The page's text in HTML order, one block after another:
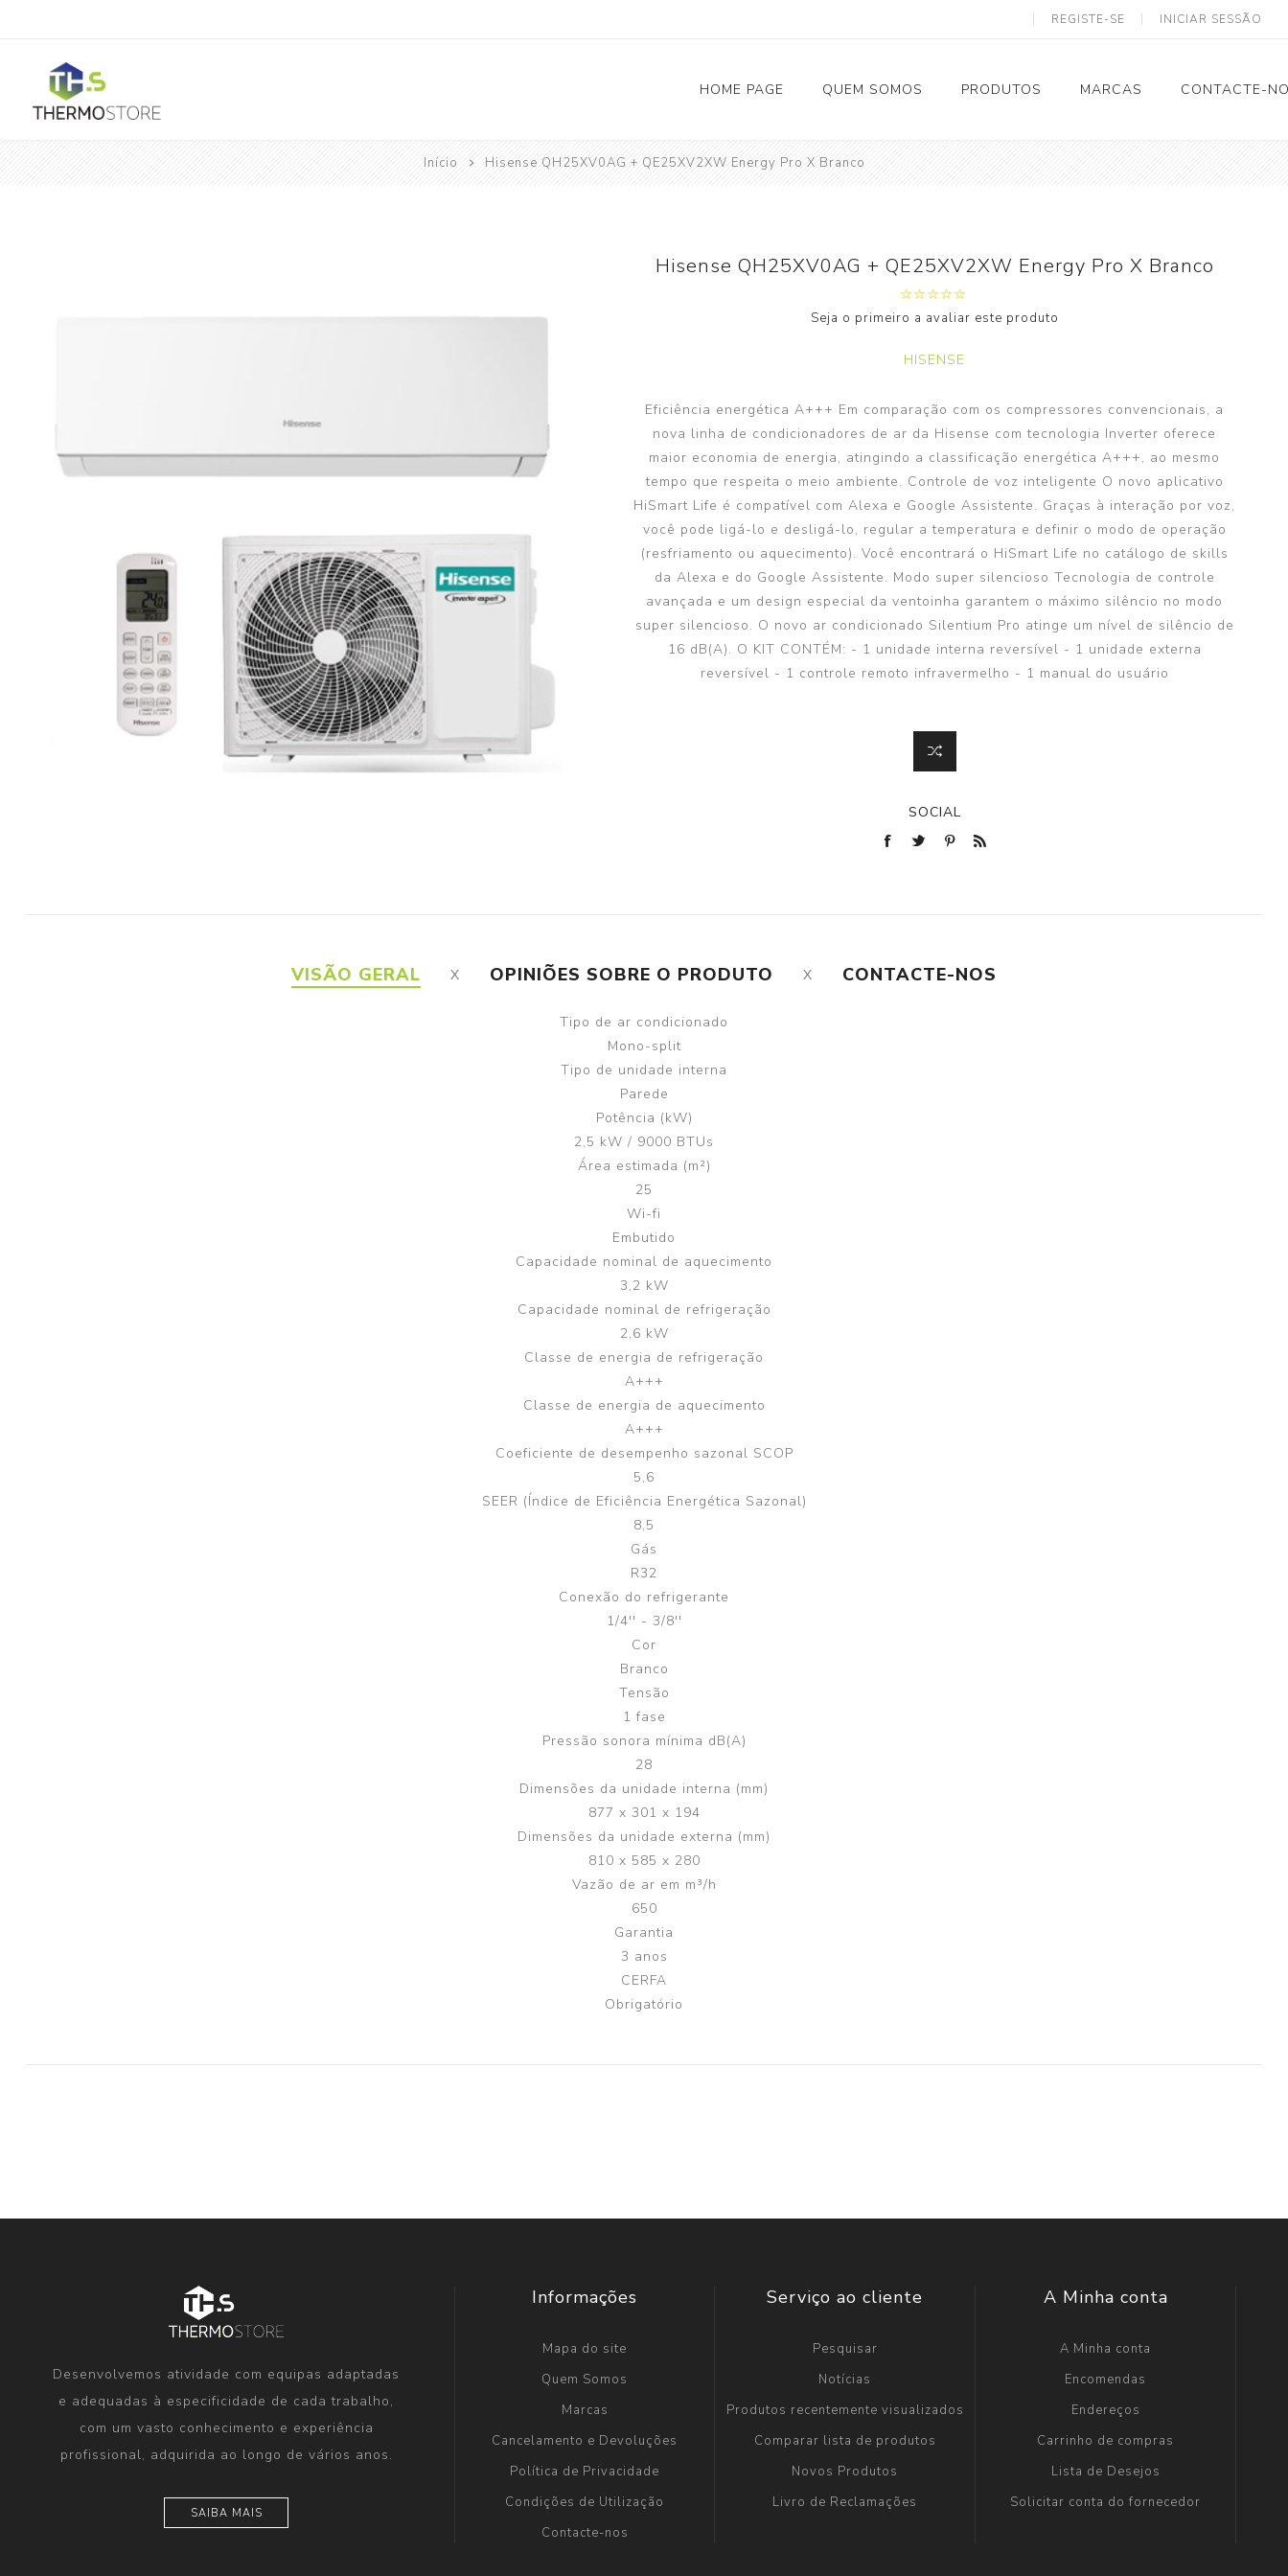
REGISTE-SE INICIAR SESSÃO
HOME PAGE QUEM SOMOS PRODUTOS
Solar Fotovoltaico
Bombas de Calor
AQS (Aquecimento Águas Sanitárias)
Bomba de Calor II
Tubagem e Acessórios
Calhas
Eletricidade
MARCAS CONTACTE-
Início Hisense QH25XV0AG + QE25XV2XW Energy Pro X Branco
Hisense QH25XV0AG + QE25XV2XW Energy Pro X Branco
Seja o primeiro a avaliar este produto
HISENSE
Eficiência energética A+++ Em comparação com os compressores convencionais, a
nova linha de condicionadores de ar da Hisense com tecnologia Inverter oferece
maior economia de energia, atingindo a classificação energética A+++, ao mesmo
tempo que respeita o meio ambiente. Controle de voz inteligente O novo aplicativo
HiSmart Life é compatível com Alexa e Google Assistente. Graças à interação por voz,
você pode ligá-lo e desligá-lo, regular a temperatura e definir o modo de operação
(resfriamento ou aquecimento). Você encontrará o HiSmart Life no catálogo de skills
da Alexa e do Google Assistente. Modo super silencioso Tecnologia de controle
avançada e um design especial da ventoinha garantem o máximo silêncio no modo
super silencioso. O novo ar condicionado Silentium Pro atinge um nível de silêncio de
16 dB(A). O KIT CONTÉM: - 1 unidade interna reversível - 1 unidade externa
reversível - 1 controle remoto infravermelho - 1 manual do usuário
SOCIAL
VISÃO GERAL OPINIÕES SOBRE O PRODUTO CONTACTE-NOS
Tipo de ar condicionado
Mono-split
Tipo de unidade interna
Parede
Potência (kW)
2,5 kW / 9000 BTUs
Área estimada (m²)
25
Wi-fi
Embutido
Capacidade nominal de aquecimento
3,2 kW
Capacidade nominal de refrigeração
2,6 kW
Classe de energia de refrigeração
A+++
Classe de energia de aquecimento
A+++
Coeficiente de desempenho sazonal SCOP
5,6
SEER (Índice de Eficiência Energética Sazonal)
8,5
Gás
R32
Conexão do refrigerante
1/4'' - 3/8''
Cor
Branco
Tensão
1 fase
Pressão sonora mínima dB(A)
28
Dimensões da unidade interna (mm)
877 x 301 x 194
Dimensões da unidade externa (mm)
810 x 585 x 280
Vazão de ar em m³/h
650
Garantia
3 anos
CERFA
Obrigatório
Desenvolvemos atividade com equipas adaptadas
e adequadas à especificidade de cada trabalho,
com um vasto conhecimento e experiência
profissional, adquirida ao longo de vários anos.
SAIBA MAIS
Informações
Mapa do site
Quem Somos
Marcas
Cancelamento e Devoluções
Política de Privacidade
Condições de Utilização
Contacte-nos
Serviço ao cliente
Pesquisar
Notícias
Produtos recentemente visualizados
Comparar lista de produtos
Novos Produtos
Livro de Reclamações
A Minha conta
A Minha conta
Encomendas
Endereços
Carrinho de compras
Lista de Desejos
Solicitar conta do fornecedor